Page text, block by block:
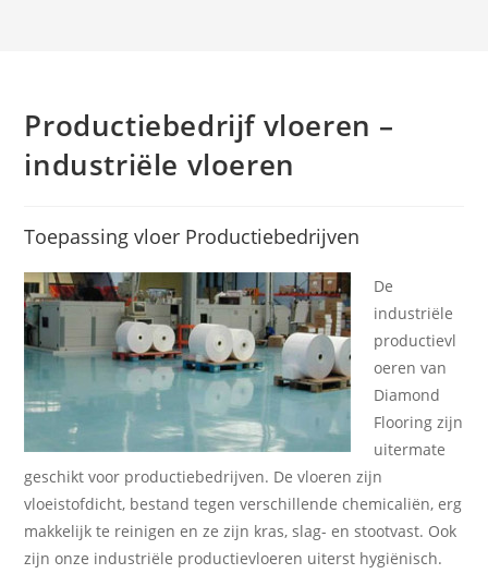
Productiebedrijf vloeren –
industriële vloeren
Toepassing vloer Productiebedrijven
De
industriële
productievl
oeren van
Diamond
Flooring zijn
uitermate
geschikt voor productiebedrijven. De vloeren zijn
vloeistofdicht, bestand tegen verschillende chemicaliën, erg
makkelijk te reinigen en ze zijn kras, slag- en stootvast. Ook
zijn onze industriële productievloeren uiterst hygiënisch.